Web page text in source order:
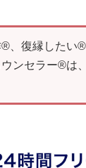
、復縁したい
ンセラー®は